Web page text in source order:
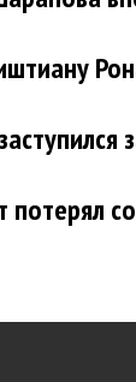
потерял